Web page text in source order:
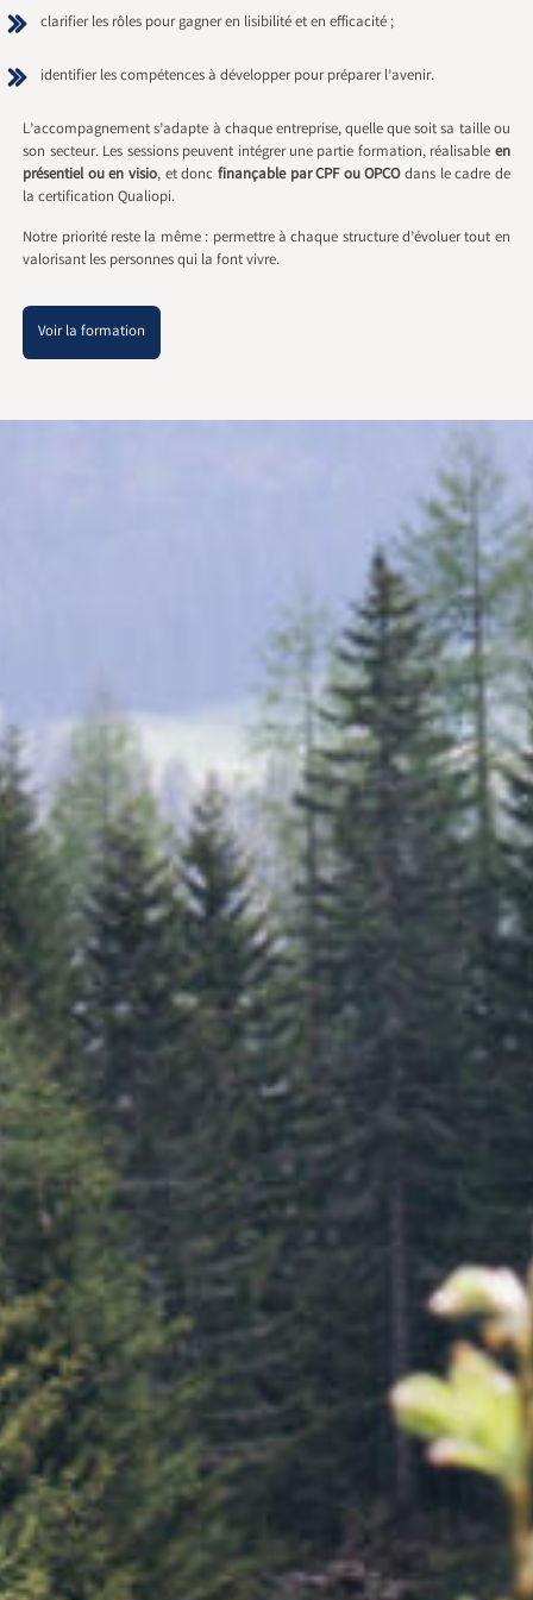
clarifier les rôles pour gagner en lisibilité et en efficacité ;
identifier les compétences à développer pour préparer l’avenir.
L’accompagnement s’adapte à chaque entreprise, quelle que soit sa taille ou
son secteur. Les sessions peuvent intégrer une partie formation, réalisable en
présentiel ou en visio, et donc finançable par CPF ou OPCOdans le cadre de
la certification Qualiopi.
Notre priorité reste la même : permettre à chaque structure d’évoluer tout en
valorisant les personnes qui la font vivre.
Voir la formation